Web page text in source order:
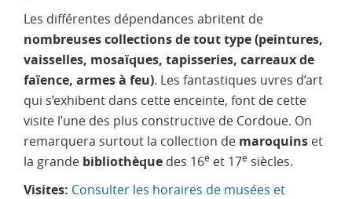
Les différentes dépendances abritent de
nombreuses collections de tout type (peintures,
vaisselles, mosaïques, tapisseries, carreaux de
faïence, armes à feu). Les fantastiques uvres d’art
qui s’exhibent dans cette enceinte, font de cette
visite l’une des plus constructive de Cordoue. On
remarquera surtout la collection de maroquins et
la grande bibliothèque des 16e et 17e siècles.
Visites: Consulter les horaires de musées et